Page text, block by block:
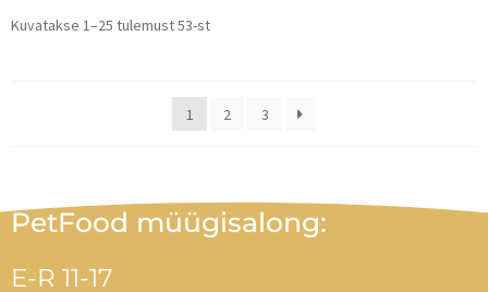
Kuvatakse 1–25 tulemust 53-st
1 2 3
PetFood müügisalong:
E-R 11-17